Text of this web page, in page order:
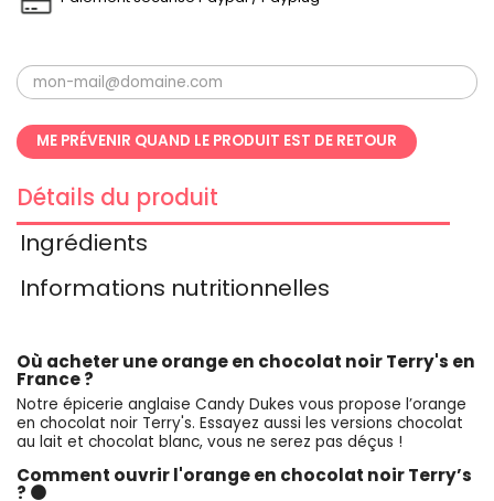
ME PRÉVENIR QUAND LE PRODUIT EST DE RETOUR
Détails du produit
Ingrédients
Informations nutritionnelles
Où acheter une orange en chocolat noir Terry's en
France ?
Notre épicerie anglaise Candy Dukes vous propose l’orange
en chocolat noir Terry's. Essayez aussi les versions chocolat
au lait et chocolat blanc, vous ne serez pas déçus !
Comment ouvrir l'orange en chocolat noir Terry’s
? 🟠